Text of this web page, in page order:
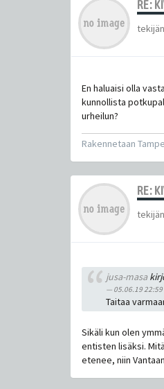
RE:
En haluaisi olla
kunnollista
urheilun?
Rakennetaan
RE:
jusa-masa
05.06.19 22:59
Taitaa
Sikäli kun olen
entisten lisäksi.
etenee, niin